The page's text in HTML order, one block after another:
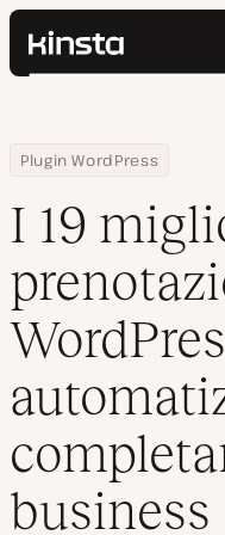
Kinsta®
Prezzi
Contatti
Cerca
Home
Centro Risorse
Blog
Plugin WordPress
I 19 migliori plugin per
I 19
business